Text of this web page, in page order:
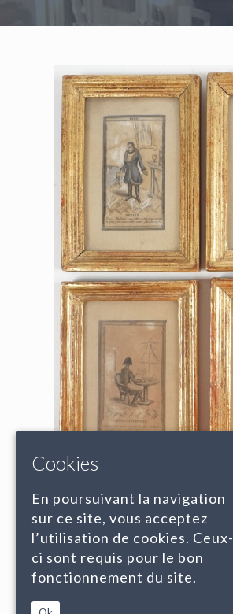
Cookies
En poursuivant la navigation
sur ce site, vous acceptez
l’utilisation de cookies. Ceux-
ci sont requis pour le bon
fonctionnement du site.